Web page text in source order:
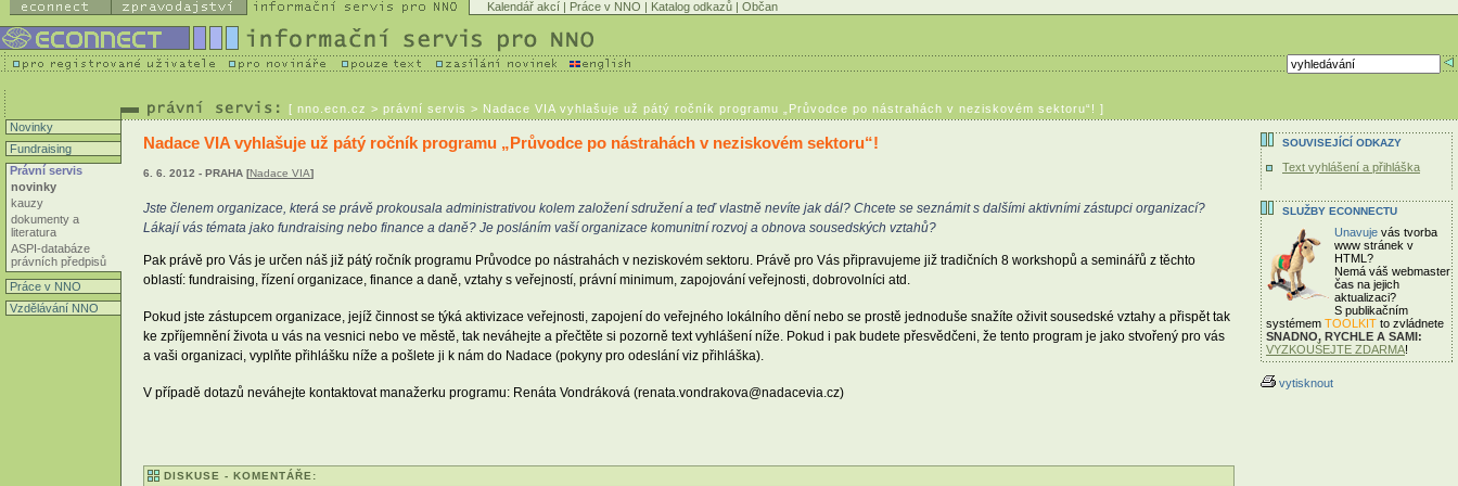
Kalendář akcí | Práce v NNO | Katalog odkazů | Občan
[ nno.ecn.cz > právní servis > Nadace VIA vyhlašuje už pátý ročník programu „Průvodce po nástrahách v neziskovém sektoru“! ]
Novinky
Fundraising
Právní servis
novinky
kauzy
dokumenty a
literatura
ASPI-databáze
právních předpisů
Práce v NNO
Vzdělávání NNO
Nadace VIA vyhlašuje už pátý ročník programu „Průvodce po nástrahách v neziskovém sektoru“!
6. 6. 2012 - PRAHA [Nadace VIA]
Jste členem organizace, která se právě prokousala administrativou kolem založení sdružení a teď vlastně nevíte jak dál? Chcete se seznámit s dalšími aktivními zástupci organizací?
Lákají vás témata jako fundraising nebo finance a daně? Je posláním vaší organizace komunitní rozvoj a obnova sousedských vztahů?
Pak právě pro Vás je určen náš již pátý ročník programu Průvodce po nástrahách v neziskovém sektoru. Právě pro Vás připravujeme již tradičních 8 workshopů a seminářů z těchto
oblastí: fundraising, řízení organizace, finance a daně, vztahy s veřejností, právní minimum, zapojování veřejnosti, dobrovolníci atd.
Pokud jste zástupcem organizace, jejíž činnost se týká aktivizace veřejnosti, zapojení do veřejného lokálního dění nebo se prostě jednoduše snažíte oživit sousedské vztahy a přispět tak
ke zpříjemnění života u vás na vesnici nebo ve městě, tak neváhejte a přečtěte si pozorně text vyhlášení níže. Pokud i pak budete přesvědčeni, že tento program je jako stvořený pro vás
a vaši organizaci, vyplňte přihlášku níže a pošlete ji k nám do Nadace (pokyny pro odeslání viz přihláška).
V případě dotazů neváhejte kontaktovat manažerku programu: Renáta Vondráková (renata.vondrakova@nadacevia.cz)
DISKUSE - KOMENTÁŘE:
SOUVISEJÍCÍ ODKAZY
Text vyhlášení a přihláška
SLUŽBY ECONNECTU
Unavuje vás tvorba
www stránek v
HTML?
Nemá váš webmaster
čas na jejich
aktualizaci?
S publikačním
systémem TOOLKIT to zvládnete
SNADNO, RYCHLE A SAMI:
VYZKOUŠEJTE ZDARMA!
vytisknout